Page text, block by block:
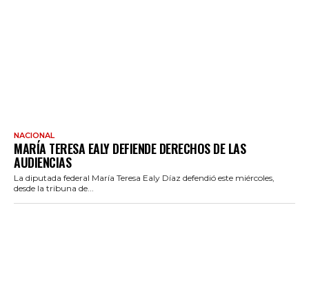
NACIONAL
MARÍA TERESA EALY DEFIENDE DERECHOS DE LAS
AUDIENCIAS
La diputada federal María Teresa Ealy Díaz defendió este miércoles,
desde la tribuna de...